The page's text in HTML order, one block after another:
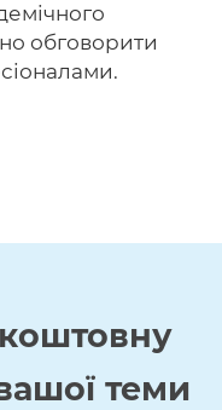
обговорити
теми